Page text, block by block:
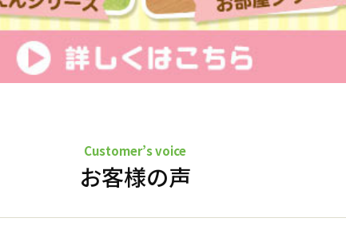
Customer’s voice
お客様の声